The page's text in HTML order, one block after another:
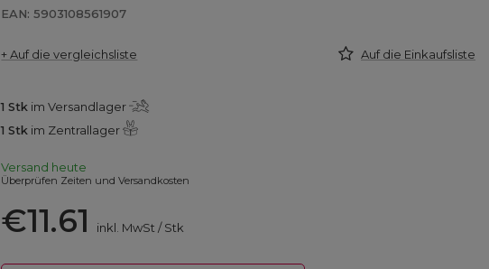
EAN: 5903108561907
+ Auf die vergleichsliste Auf die Einkaufsliste
1 Stk im Versandlager
1 Stk im Zentrallager
Versand heute
Überprüfen Zeiten und Versandkosten
€11.61 inkl. MwSt /Stk